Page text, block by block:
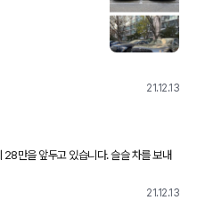
21.12.13
21.12.13